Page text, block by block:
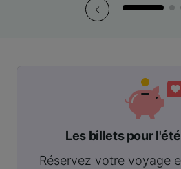
Les billets pour
Réservez votre voyage